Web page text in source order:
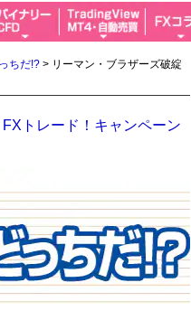
ちだ!? > リーマン・ブラザーズ破綻
トレード！キャンペーン